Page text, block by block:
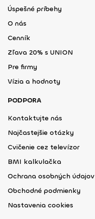
Úspešné príbehy
O nás
Cenník
Zľava 20% s UNION
Pre firmy
Vízia a hodnoty
PODPORA
Kontaktujte nás
Najčastejšie otázky
Cvičenie cez televízor
BMI kalkulačka
Ochrana osobných údajov
Obchodné podmienky
Nastavenia cookies